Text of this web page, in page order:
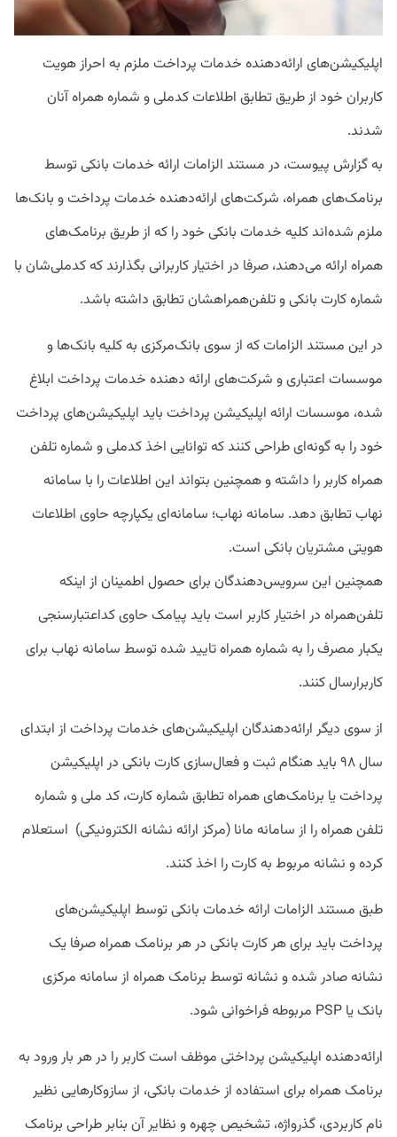
اپلیکیشن‌های ارائه‌دهنده خدمات پرداخت ملزم به احراز هویت
کاربران خود از طریق تطابق اطلاعات کدملی و شماره همراه آنان
شدند.
به گزارش پیوست، در مستند الزامات ارائه خدمات بانکی توسط
برنامک‌های همراه، شرکت‌های ارائه‌دهنده خدمات پرداخت و بانک‌ها
ملزم شده‌اند کلیه خدمات بانکی خود را که از طریق برنامک‌های
همراه ارائه می‌دهند، صرفا در اختیار کاربرانی بگذارند که کدملی‌شان با
شماره کارت بانکی و تلفن‌همراهشان تطابق داشته باشد.
در این مستند الزامات که از سوی بانک‌مرکزی به کلیه بانک‌ها و
موسسات اعتباری و شرکت‌های ارائه دهنده خدمات پرداخت ابلاغ
شده، موسسات ارائه اپلیکیشن پرداخت باید اپلیکیشن‌های پرداخت
خود را به گونه‌ای طراحی کنند که توانایی اخذ کدملی و شماره تلفن
همراه کاربر را داشته و همچنین بتواند این اطلاعات را با سامانه
نهاب تطابق دهد. سامانه نهاب؛ سامانه‌ای یکپارچه حاوی اطلاعات
هویتی مشتریان بانکی است.
همچنین این سرویس‌دهندگان برای حصول اطمینان از اینکه
تلفن‌همراه در اختیار کاربر است باید پیامک حاوی کداعتبارسنجی
یکبار مصرف را به شماره همراه تایید شده توسط سامانه نهاب برای
کاربرارسال کنند.
از سوی دیگر ارائه‌دهندگان اپلیکیشن‌های خدمات پرداخت از ابتدای
سال ۹۸ باید هنگام ثبت و فعال‌سازی کارت بانکی در اپلیکیشن
پرداخت یا برنامک‌های همراه تطابق شماره کارت، کد ملی و شماره
تلفن همراه را از سامانه مانا (مرکز ارائه نشانه الکترونیکی) استعلام
کرده و نشانه مربوط به کارت را اخذ کنند.
طبق مستند الزامات ارائه خدمات بانکی توسط اپلیکیشن‌های
پرداخت باید برای هر کارت بانکی در هر برنامک همراه صرفا یک
نشانه صادر شده و نشانه توسط برنامک همراه از سامانه مرکزی
بانک یا PSP مربوطه فراخوانی شود.
ارائه‌دهنده اپلیکیشن پرداختی موظف است کاربر را در هر بار ورود به
برنامک همراه برای استفاده از خدمات بانکی، از سازوکارهایی نظیر
نام کاربردی، گذرواژه، تشخیص چهره و نظایر آن بنابر طراحی برنامک